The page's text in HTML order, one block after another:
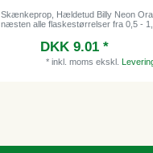
Skænkeprop, Hældetud Billy Neon
næsten alle flaskestørrelser fra 0,5 -
DKK 9.01 *
* inkl. moms ekskl.